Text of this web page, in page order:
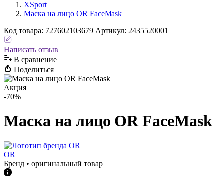
XSport
Маска на лицо OR FacеMask
Код товара: 727602103679 Артикул: 2435520001
Написать отзыв
В сравнениe
Поделиться
Акция
-70%
Маска на лицо OR FacеMask
OR
Бренд • оригинальный товар